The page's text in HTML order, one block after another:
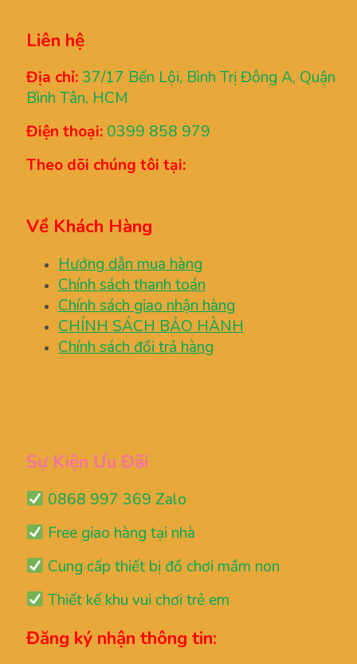
Liên hệ
Địa chỉ: 37/17 Bến Lội, Bình Trị Đông A, Quận
Bình Tân, HCM
Điện thoại: 0399 858 979
Theo dõi chúng tôi tại:
Về Khách Hàng
Hướng dẫn mua hàng
Chính sách thanh toán
Chính sách giao nhận hàng
CHÍNH SÁCH BẢO HÀNH
Chính sách đổi trả hàng
Sự Kiện Ưu Đãi
0868 997 369 Zalo
Free giao hàng tại nhà
Cung cấp thiết bị đồ chơi mầm non
Thiết kế khu vui chơi trẻ em
Đăng ký nhận thông tin: